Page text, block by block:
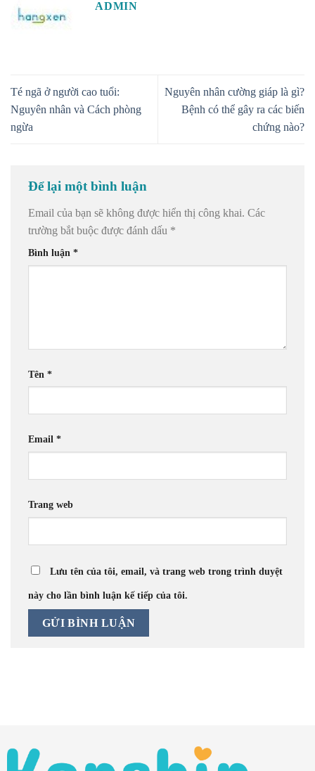
ADMIN
Té ngã ở người cao tuổi:
Nguyên nhân và Cách phòng
ngừa
Nguyên nhân cường giáp là gì?
Bệnh có thể gây ra các biến
chứng nào?
Để lại một bình luận
Email của bạn sẽ không được hiển thị công khai. Các
trường bắt buộc được đánh dấu *
Bình luận *
Tên *
Email *
Trang web
Lưu tên của tôi, email, và trang web trong trình duyệt
này cho lần bình luận kế tiếp của tôi.